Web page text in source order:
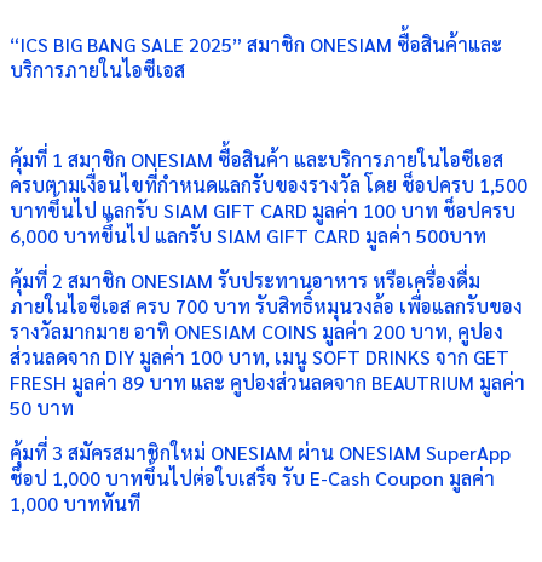
“ICS BIG BANG SALE 2025” สมาชิก ONESIAM ซื้อสินค้าและ
บริการภายในไอซีเอส
คุ้มที่ 1 สมาชิก ONESIAM ซื้อสินค้า และบริการภายในไอซีเอส
ครบตามเงื่อนไขที่กำหนดแลกรับของรางวัล โดย ช็อปครบ 1,500
บาทขึ้นไป แลกรับ SIAM GIFT CARD มูลค่า 100 บาท ช็อปครบ
6,000 บาทขึ้นไป แลกรับ SIAM GIFT CARD มูลค่า 500บาท
คุ้มที่ 2 สมาชิก ONESIAM รับประทานอาหาร หรือเครื่องดื่ม
ภายในไอซีเอส ครบ 700 บาท รับสิทธิ์หมุนวงล้อ เพื่อแลกรับของ
รางวัลมากมาย อาทิ ONESIAM COINS มูลค่า 200 บาท, คูปอง
ส่วนลดจาก DIY มูลค่า 100 บาท, เมนู SOFT DRINKS จาก GET
FRESH มูลค่า 89 บาท และ คูปองส่วนลดจาก BEAUTRIUM มูลค่า
50 บาท
คุ้มที่ 3 สมัครสมาชิกใหม่ ONESIAM ผ่าน ONESIAM SuperApp
ช็อป 1,000 บาทขึ้นไปต่อใบเสร็จ รับ E-Cash Coupon มูลค่า
1,000 บาททันที